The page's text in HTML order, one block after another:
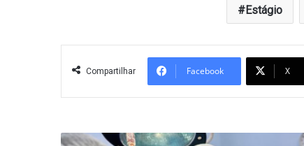
Estágio
Compartilhar Facebook X
Hospital